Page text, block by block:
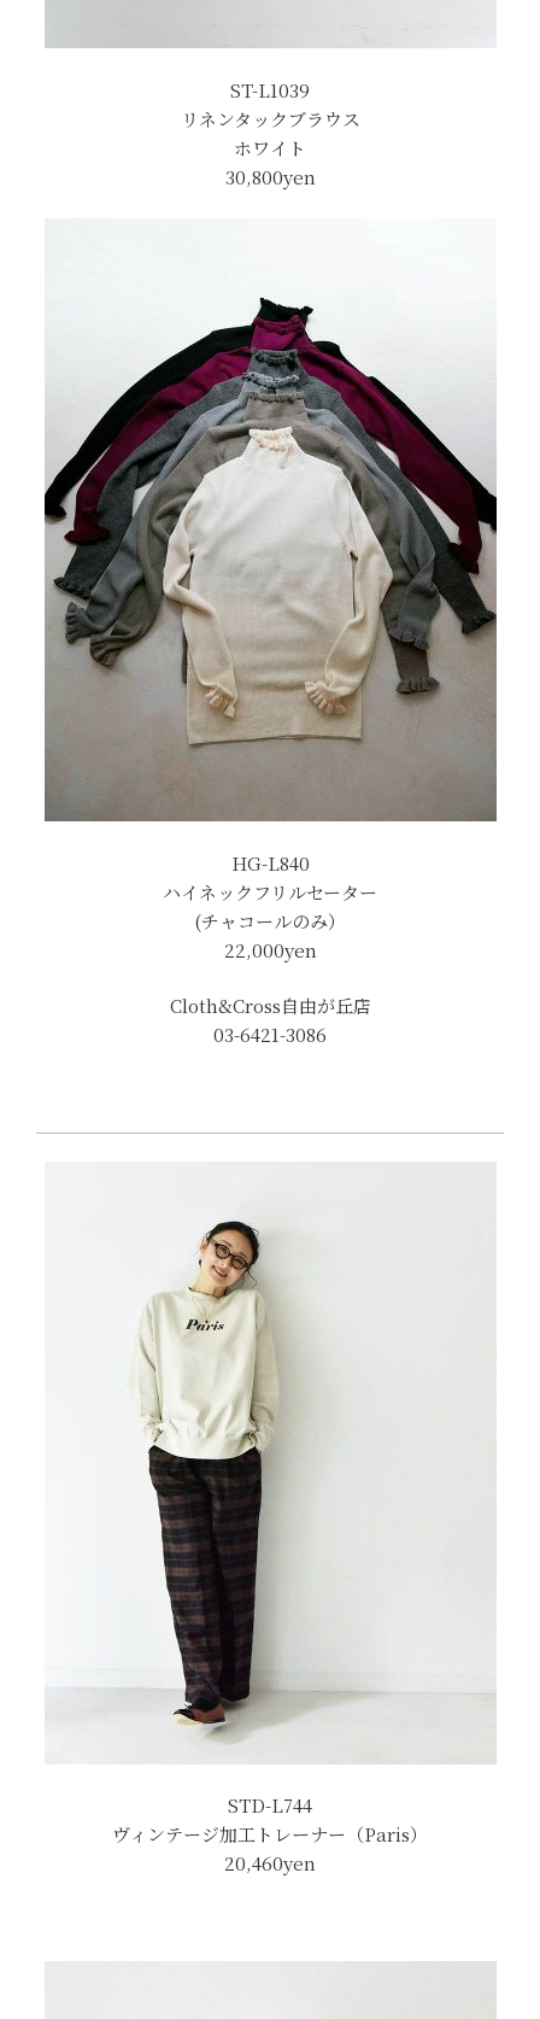
ST-L1039
リネンタックブラウス
ホワイト
30,800yen
HG-L840
ハイネックフリルセーター
(チャコールのみ）
22,000yen
Cloth&Cross自由が丘店
03-6421-3086
STD-L744
ヴィンテージ加工トレーナー（Paris）
20,460yen